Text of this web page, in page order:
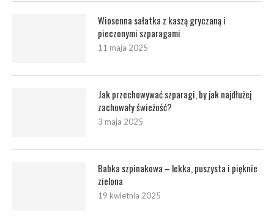
Wiosenna sałatka z kaszą gryczaną i
pieczonymi szparagami
11 maja 2025
Jak przechowywać szparagi, by jak najdłużej
zachowały świeżość?
3 maja 2025
Babka szpinakowa – lekka, puszysta i pięknie
zielona
19 kwietnia 2025